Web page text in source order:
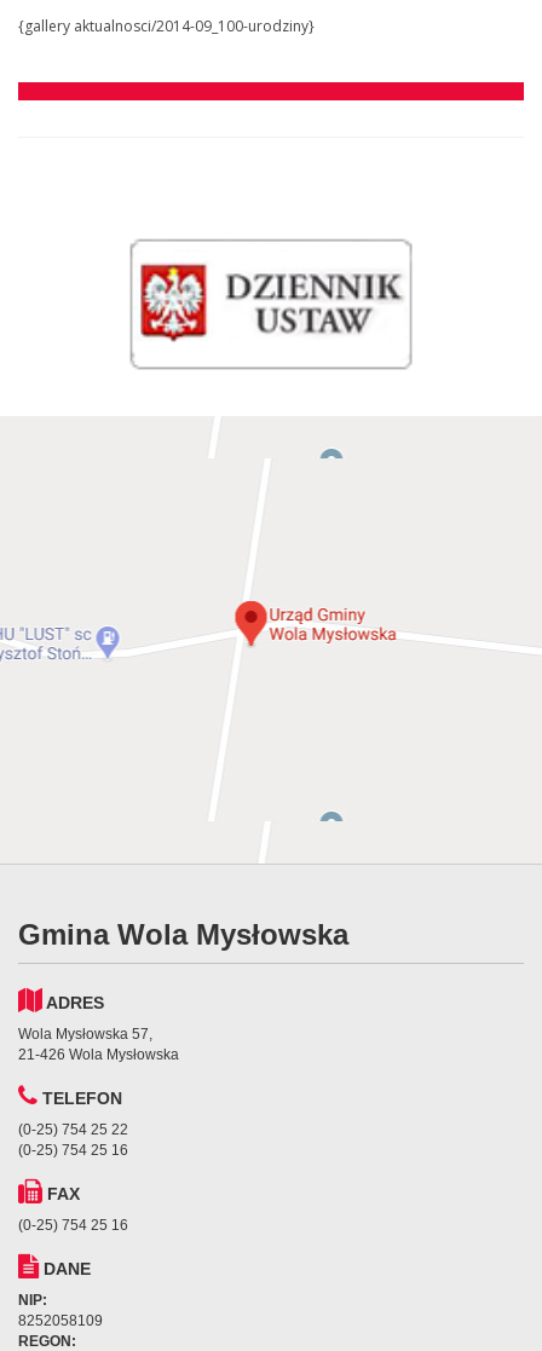
{gallery aktualnosci/2014-09_100-urodziny}
Gmina Wola Mysłowska
ADRES
Wola Mysłowska 57,
21-426 Wola Mysłowska
TELEFON
(0-25) 754 25 22
(0-25) 754 25 16
FAX
(0-25) 754 25 16
DANE
NIP:
8252058109
REGON: